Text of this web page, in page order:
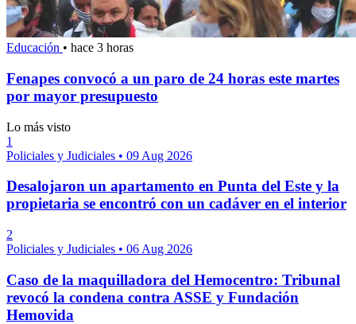
Educación • hace 3 horas
Fenapes convocó a un paro de 24 horas este martes
por mayor presupuesto
Lo más visto
1
Policiales y Judiciales • 09 Aug 2026
Desalojaron un apartamento en Punta del Este y la
propietaria se encontró con un cadáver en el interior
2
Policiales y Judiciales • 06 Aug 2026
Caso de la maquilladora del Hemocentro: Tribunal
revocó la condena contra ASSE y Fundación
Hemovida